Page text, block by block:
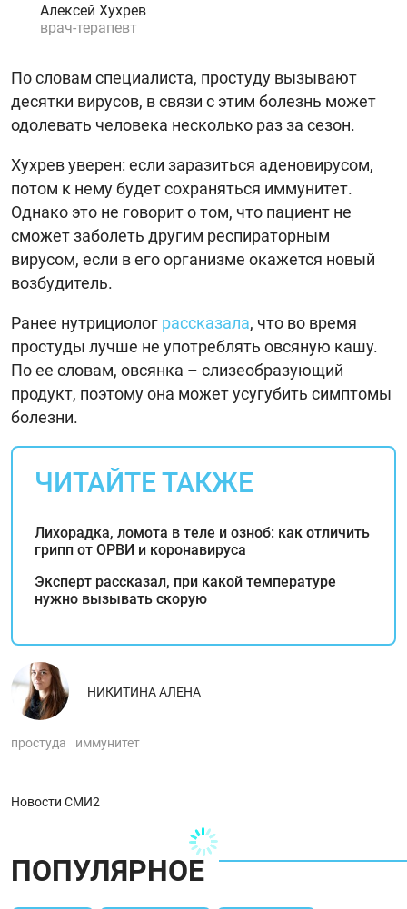
Алексей Хухрев
врач-терапевт
По словам специалиста, простуду вызывают
десятки вирусов, в связи с этим болезнь может
одолевать человека несколько раз за сезон.
Хухрев уверен: если заразиться аденовирусом,
потом к нему будет сохраняться иммунитет.
Однако это не говорит о том, что пациент не
сможет заболеть другим респираторным
вирусом, если в его организме окажется новый
возбудитель.
Ранее нутрициолог рассказала, что во время
простуды лучше не употреблять овсяную кашу.
По ее словам, овсянка – слизеобразующий
продукт, поэтому она может усугубить симптомы
болезни.
ЧИТАЙТЕ ТАКЖЕ
Лихорадка, ломота в теле и озноб: как отличить
грипп от ОРВИ и коронавируса
Эксперт рассказал, при какой температуре
нужно вызывать скорую
НИКИТИНА АЛЕНА
простуда иммунитет
Новости СМИ2
ПОПУЛЯРНОЕ